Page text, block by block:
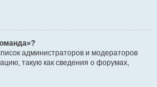
администраторов и модераторов
такую как сведения о форумах,